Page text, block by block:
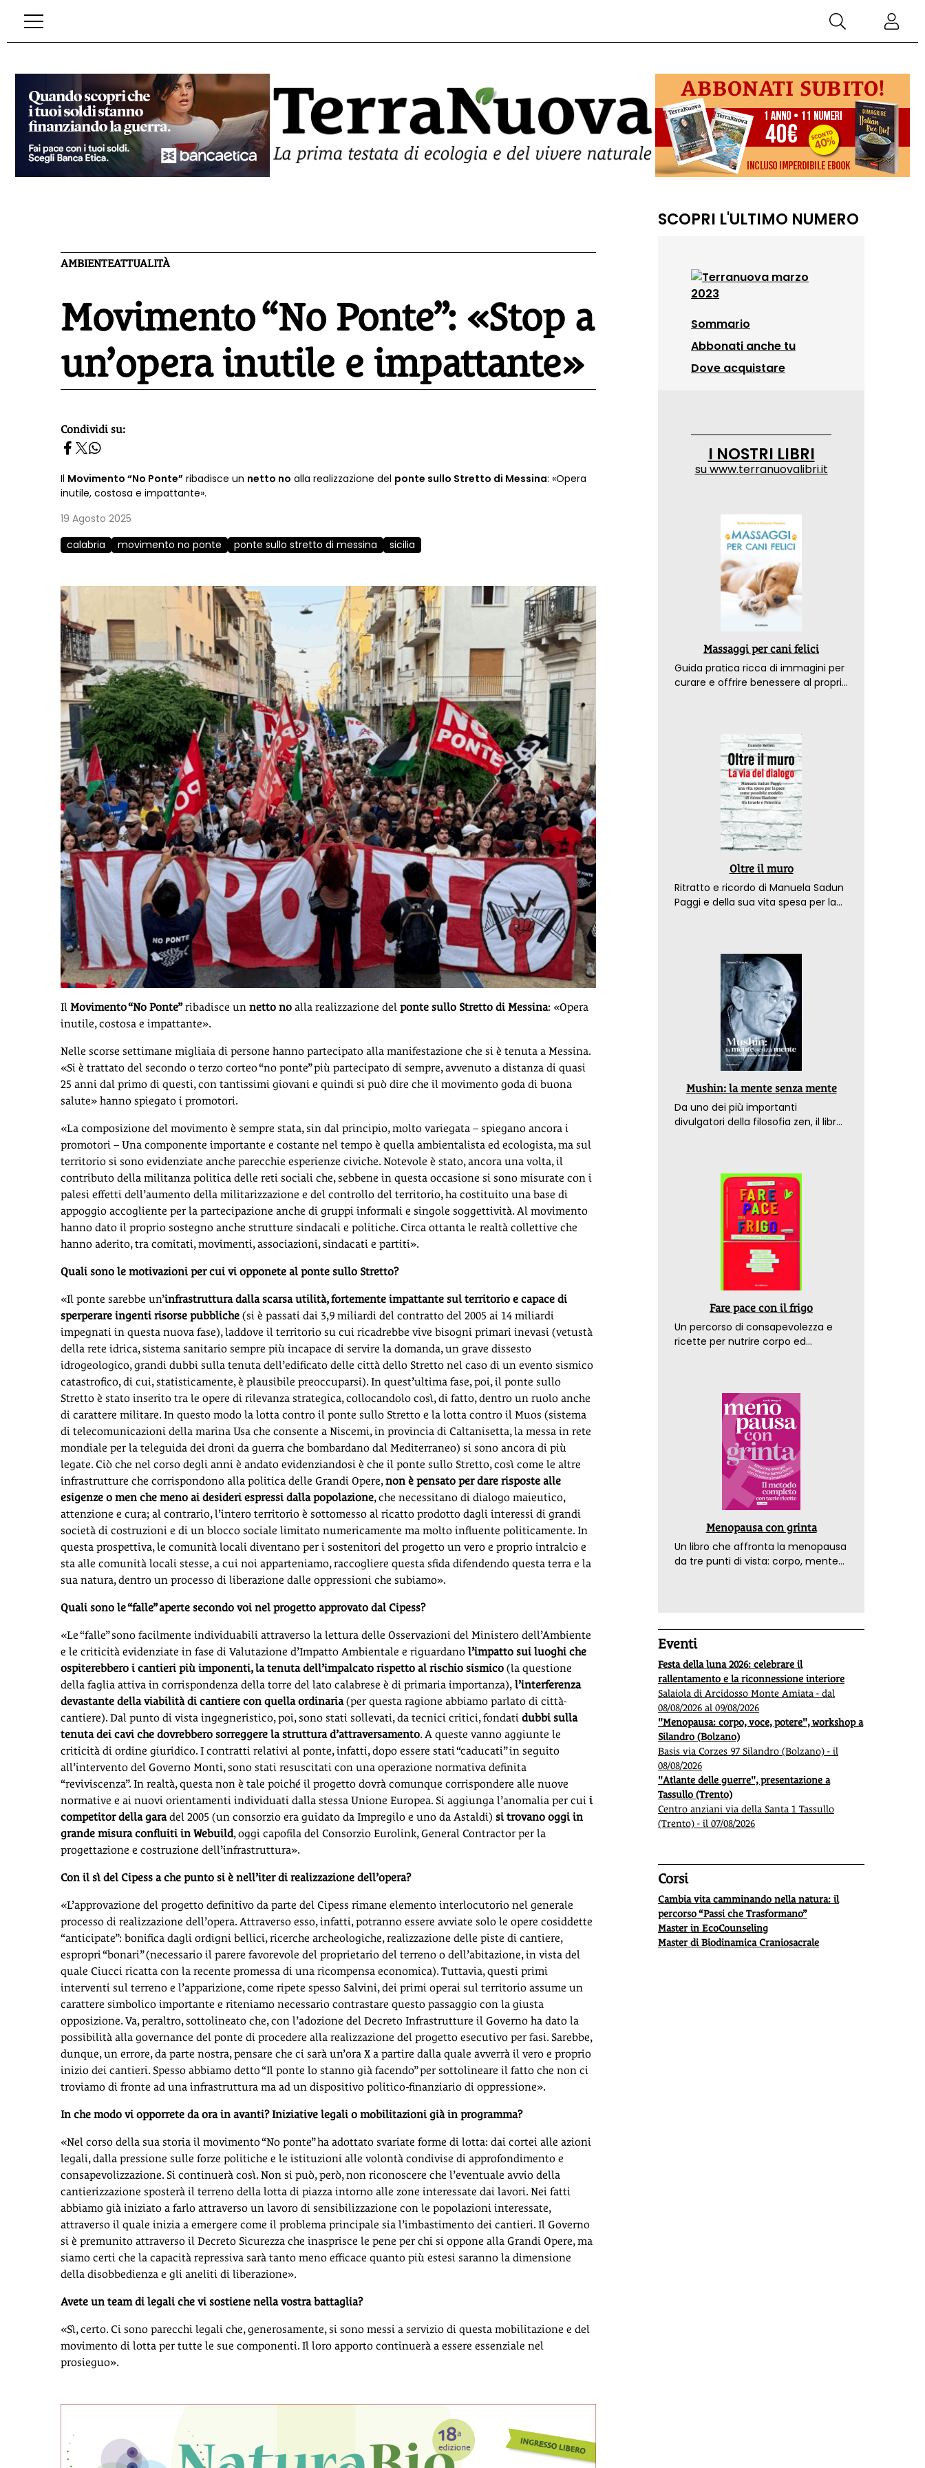
AMBIENTEATTUALITÀ
Movimento “No Ponte”: «Stop a
un’opera inutile e impattante»
homepage h2
Condividi su:
Il Movimento “No Ponte” ribadisce un netto no alla realizzazione del ponte sullo Stretto di Messina: «Opera
inutile, costosa e impattante».
19 Agosto 2025
calabria
movimento no ponte ponte sullo stretto di messina sicilia
Il Movimento “No Ponte”ribadisce un netto no alla realizzazione del ponte sullo Stretto di Messina: «Opera
inutile, costosa e impattante».
Nelle scorse settimane migliaia di persone hanno partecipato alla manifestazione che si è tenuta a Messina.
«Si è trattato del secondo o terzo corteo “no ponte” più partecipato di sempre, avvenuto a distanza di quasi
25 anni dal primo di questi, con tantissimi giovani e quindi si può dire che il movimento goda di buona
salute» hanno spiegato i promotori.
«La composizione del movimento è sempre stata, sin dal principio, molto variegata – spiegano ancora i
promotori – Una componente importante e costante nel tempo è quella ambientalista ed ecologista, ma sul
territorio si sono evidenziate anche parecchie esperienze civiche. Notevole è stato, ancora una volta, il
contributo della militanza politica delle reti sociali che, sebbene in questa occasione si sono misurate con i
palesi effetti dell’aumento della militarizzazione e del controllo del territorio, ha costituito una base di
appoggio accogliente per la partecipazione anche di gruppi informali e singole soggettività. Al movimento
hanno dato il proprio sostegno anche strutture sindacali e politiche. Circa ottanta le realtà collettive che
hanno aderito, tra comitati, movimenti, associazioni, sindacati e partiti».
Quali sono le motivazioni per cui vi opponete al ponte sullo Stretto?
«Il ponte sarebbe un’infrastruttura dalla scarsa utilità, fortemente impattante sul territorio e capace di
sperperare ingenti risorse pubbliche (si è passati dai 3,9 miliardi del contratto del 2005 ai 14 miliardi
impegnati in questa nuova fase), laddove il territorio su cui ricadrebbe vive bisogni primari inevasi (vetustà
della rete idrica, sistema sanitario sempre più incapace di servire la domanda, un grave dissesto
idrogeologico, grandi dubbi sulla tenuta dell’edificato delle città dello Stretto nel caso di un evento sismico
catastrofico, di cui, statisticamente, è plausibile preoccuparsi). In quest’ultima fase, poi, il ponte sullo
Stretto è stato inserito tra le opere di rilevanza strategica, collocandolo così, di fatto, dentro un ruolo anche
di carattere militare. In questo modo la lotta contro il ponte sullo Stretto e la lotta contro il Muos (sistema
di telecomunicazioni della marina Usa che consente a Niscemi, in provincia di Caltanisetta, la messa in rete
mondiale per la teleguida dei droni da guerra che bombardano dal Mediterraneo) si sono ancora di più
legate. Ciò che nel corso degli anni è andato evidenziandosi è che il ponte sullo Stretto, così come le altre
infrastrutture che corrispondono alla politica delle Grandi Opere,non è pensato per dare risposte alle
esigenze o men che meno ai desideri espressi dalla popolazione, che necessitano di dialogo maieutico,
attenzione e cura; al contrario, l’intero territorio è sottomesso al ricatto prodotto dagli interessi di grandi
società di costruzioni e di un blocco sociale limitato numericamente ma molto influente politicamente. In
questa prospettiva, le comunità locali diventano per i sostenitori del progetto un vero e proprio intralcio e
sta alle comunità locali stesse, a cui noi apparteniamo, raccogliere questa sfida difendendo questa terra e la
sua natura, dentro un processo di liberazione dalle oppressioni che subiamo».
Quali sono le “falle” aperte secondo voi nel progetto approvato dal Cipess?
«Le “falle” sono facilmente individuabili attraverso la lettura delle Osservazioni del Ministero dell’Ambiente
e le criticità evidenziate in fase di Valutazione d’Impatto Ambientale e riguardano l’impatto sui luoghi che
ospiterebbero i cantieri più imponenti, la tenuta dell’impalcato rispetto al rischio sismico (la questione
della faglia attiva in corrispondenza della torre del lato calabrese è di primaria importanza), l’interferenza
devastante della viabilità di cantiere con quella ordinaria(per questa ragione abbiamo parlato di città-
cantiere). Dal punto di vista ingegneristico, poi, sono stati sollevati, da tecnici critici, fondati dubbi sulla
tenuta dei cavi che dovrebbero sorreggere la struttura d’attraversamento. A queste vanno aggiunte le
criticità di ordine giuridico. I contratti relativi al ponte, infatti, dopo essere stati “caducati” in seguito
all’intervento del Governo Monti, sono stati resuscitati con una operazione normativa definita
“reviviscenza”. In realtà, questa non è tale poiché il progetto dovrà comunque corrispondere alle nuove
normative e ai nuovi orientamenti individuati dalla stessa Unione Europea. Si aggiunga l’anomalia per cui i
competitor della garadel 2005 (un consorzio era guidato da Impregilo e uno da Astaldi) si trovano oggi in
grande misura confluiti in Webuild, oggi capofila del Consorzio Eurolink, General Contractor per la
progettazione e costruzione dell’infrastruttura».
Con il sì del Cipess a che punto si è nell’iter di realizzazione dell’opera?
«L’approvazione del progetto definitivo da parte del Cipess rimane elemento interlocutorio nel generale
processo di realizzazione dell’opera. Attraverso esso, infatti, potranno essere avviate solo le opere cosiddette
“anticipate”: bonifica dagli ordigni bellici, ricerche archeologiche, realizzazione delle piste di cantiere,
espropri “bonari” (necessario il parere favorevole del proprietario del terreno o dell’abitazione, in vista del
quale Ciucci ricatta con la recente promessa di una ricompensa economica). Tuttavia, questi primi
interventi sul terreno e l’apparizione, come ripete spesso Salvini, dei primi operai sul territorio assume un
carattere simbolico importante e riteniamo necessario contrastare questo passaggio con la giusta
opposizione. Va, peraltro, sottolineato che, con l’adozione del Decreto Infrastrutture il Governo ha dato la
possibilità alla governance del ponte di procedere alla realizzazione del progetto esecutivo per fasi. Sarebbe,
dunque, un errore, da parte nostra, pensare che ci sarà un’ora X a partire dalla quale avverrà il vero e proprio
inizio dei cantieri. Spesso abbiamo detto “Il ponte lo stanno già facendo” per sottolineare il fatto che non ci
troviamo di fronte ad una infrastruttura ma ad un dispositivo politico-finanziario di oppressione».
In che modo vi opporrete da ora in avanti? Iniziative legali o mobilitazioni già in programma?
«Nel corso della sua storia il movimento “No ponte” ha adottato svariate forme di lotta: dai cortei alle azioni
legali, dalla pressione sulle forze politiche e le istituzioni alle volontà condivise di approfondimento e
consapevolizzazione. Si continuerà così. Non si può, però, non riconoscere che l’eventuale avvio della
cantierizzazione sposterà il terreno della lotta di piazza intorno alle zone interessate dai lavori. Nei fatti
abbiamo già iniziato a farlo attraverso un lavoro di sensibilizzazione con le popolazioni interessate,
attraverso il quale inizia a emergere come il problema principale sia l’imbastimento dei cantieri. Il Governo
si è premunito attraverso il Decreto Sicurezza che inasprisce le pene per chi si oppone alla Grandi Opere, ma
siamo certi che la capacità repressiva sarà tanto meno efficace quanto più estesi saranno la dimensione
della disobbedienza e gli aneliti di liberazione».
Avete un team di legali che vi sostiene nella vostra battaglia?
«Sì, certo. Ci sono parecchi legali che, generosamente, si sono messi a servizio di questa mobilitazione e del
movimento di lotta per tutte le sue componenti. Il loro apporto continuerà a essere essenziale nel
prosieguo».
SCOPRI L'ULTIMO NUMERO
Sommario
Abbonati anche tu
Dove acquistare
I NOSTRI LIBRI
suwww.terranuovalibri.it
Massaggi per cani felici
Guida pratica ricca di immagini per
curare e offrire benessere al proprio
Oltre il muro
Ritratto e ricordo di Manuela Sadun
Paggi e della sua vita spesa per la
Mushin: la mente senza mente
Da uno dei più importanti
divulgatori della filosofia zen, il libro
Fare pace con il frigo
Un percorso di consapevolezza e
ricette per nutrire corpo ed
Menopausa con grinta
Un libro che affronta la menopausa
da tre punti di vista: corpo, mente
Eventi
Festa della luna 2026: celebrare il
rallentamento e la riconnessione interiore
Salaiola di Arcidosso Monte Amiata - dal
08/08/2026 al 09/08/2026
"Menopausa: corpo, voce, potere", workshop a
Silandro (Bolzano)
Basis via Corzes 97 Silandro (Bolzano) - il
08/08/2026
"Atlante delle guerre", presentazione a
Tassullo (Trento)
Centro anziani via della Santa 1 Tassullo
(Trento) - il 07/08/2026
Corsi
Cambia vita camminando nella natura: il
percorso “Passi che Trasformano”
Master in EcoCounseling
Master di Biodinamica Craniosacrale